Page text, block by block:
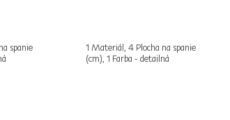
spanie
1 Materiál, 4 Plocha na spanie
(cm), 1 Farba - detailná